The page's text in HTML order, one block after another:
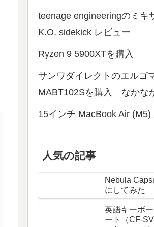
teenage engineeringのミキ
K.O. sidekick レビュー
Ryzen 9 5900XTを購入
サンワダイレクトのエルゴ
MABT102Sを購入 なかな
15インチ MacBook Air (M5)
人気の記事
Nebula
にしてみた
英語キーボ
ート（CF-